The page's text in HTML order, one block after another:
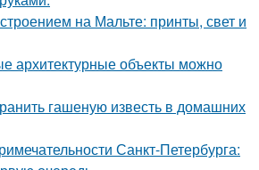
на Мальте: принты, свет и
архитектурные объекты можно
гашеную известь в домашних
Санкт-Петербурга: